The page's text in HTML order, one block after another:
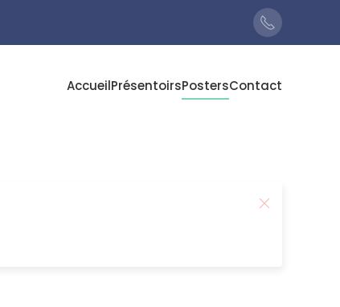
AccueilPrésentoirsPostersContact